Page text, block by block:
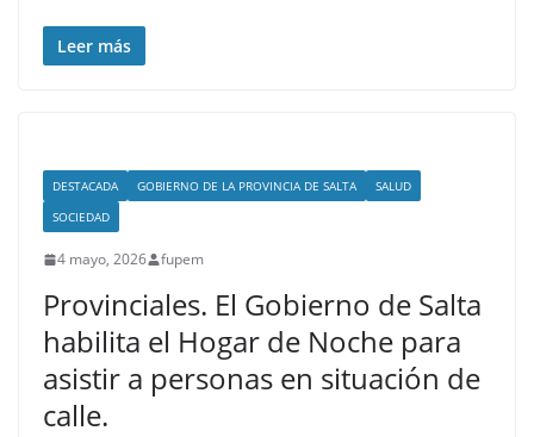
Leer más
DESTACADA GOBIERNO DE LA PROVINCIA DE SALTA
SALUD
SOCIEDAD
4 mayo, 2026 fupem
Provinciales. El Gobierno de Salta
habilita el Hogar de Noche para
asistir a personas en situación de
calle.